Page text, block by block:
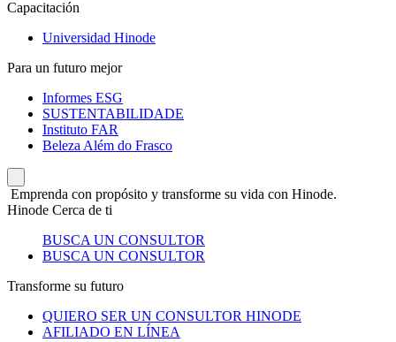
Capacitación
Universidad Hinode
Para un futuro mejor
Informes ESG
SUSTENTABILIDADE
Instituto FAR
Beleza Além do Frasco
Emprenda con propósito y transforme su vida con Hinode.
Hinode Cerca de ti
BUSCA UN CONSULTOR
BUSCA UN CONSULTOR
Transforme su futuro
QUIERO SER UN CONSULTOR HINODE
AFILIADO EN LÍNEA